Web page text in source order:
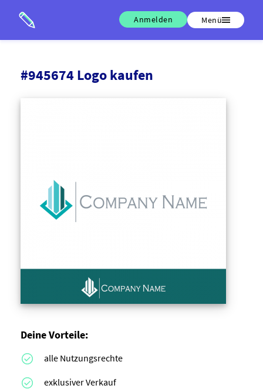
Anmelden Menü
#945674 Logo kaufen
Deine Vorteile:
alle Nutzungsrechte
exklusiver Verkauf